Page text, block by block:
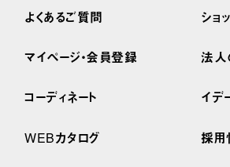
よくあるご質問
マイページ・会員登録
コーディネート
WEBカタログ
ショ
法人
イデ
採用